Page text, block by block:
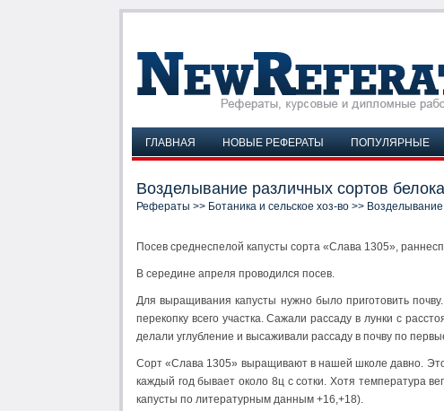
ГЛАВНАЯ НОВЫЕ РЕФЕРАТЫ ПОПУЛЯРНЫЕ
Возделывание различных сортов
Рефераты >> Ботаника и сельское хоз-во >> Возделывание
Посев среднеспелой капусты сорта «Слава 1305»,
В середине апреля проводился посев.
Для выращивания капусты нужно было приготовить
перекопку всего участка. Сажали рассаду в лунки с
делали углубление и высаживали рассаду в почву по
Сорт «Слава 1305» выращивают в нашей школе давно.
каждый год бывает около 8ц с сотки. Хотя температура
капусты по литературным данным +16,+18).